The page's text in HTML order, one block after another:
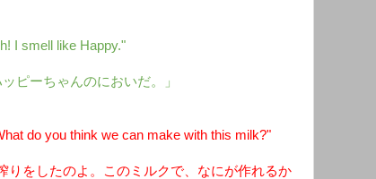
I smell like Happy."
ピーちゃんのにおいだ。」
do you think we can make with this milk?"
りをしたのよ。このミルクで、なにが作れるか